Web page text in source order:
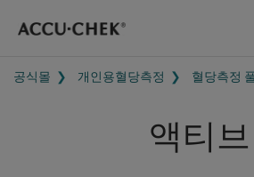
공식몰 개인용혈당측정 혈당측정
액티브